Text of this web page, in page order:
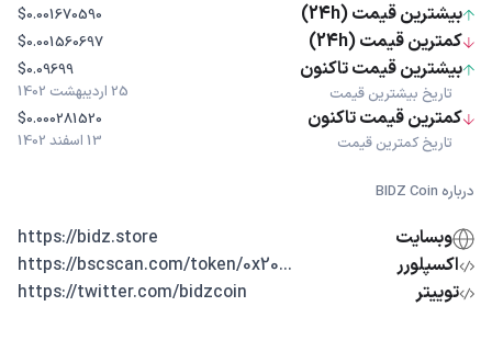
بیشترین قیمت (24h) $0.001670590
کمترین قیمت (24h) $0.001560697
بیشترین قیمت تاکنون
تاریخ بیشترین قیمت
$0.09699
25 اردیبهشت 1402
کمترین قیمت تاکنون
تاریخ کمترین قیمت
$0.000281520
13 اسفند 1402
درباره BIDZ Coin
وبسایت
https://bidz.store
اکسپلورر
...https://bscscan.com/token/0x20
توییتر
https://twitter.com/bidzcoin